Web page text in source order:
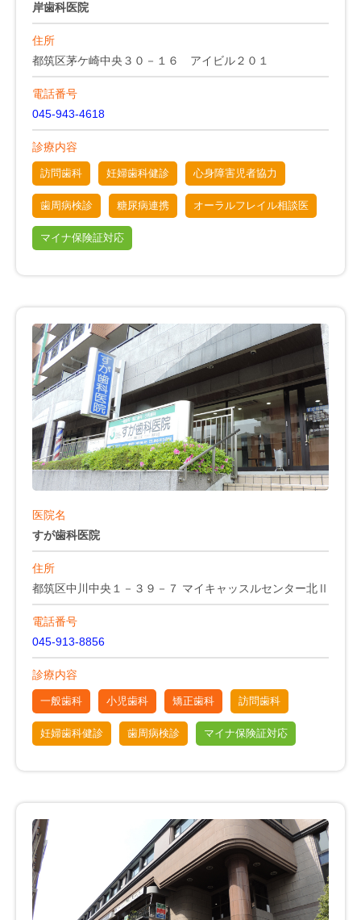
岸歯科医院
住所
都筑区茅ケ崎中央３０－１６ アイビル２０１
電話番号
045-943-4618
診療内容
訪問歯科 妊婦歯科健診 心身障害児者協力
歯周病検診 糖尿病連携 オーラルフレイル相談医
マイナ保険証対応
医院名
すが歯科医院
住所
都筑区中川中央１－３９－７ マイキャッスルセンター北Ⅱ
電話番号
045-913-8856
診療内容
一般歯科 小児歯科 矯正歯科 訪問歯科
妊婦歯科健診 歯周病検診 マイナ保険証対応